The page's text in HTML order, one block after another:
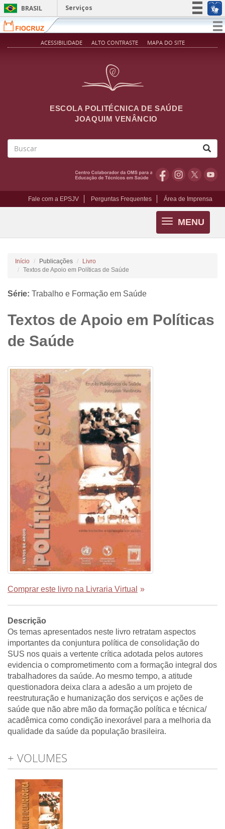
Pular para o conteúdo principal
BRASIL
Serviços
Simplifique!
Participe
ACESSIBILIDADE ALTO CONTRASTE MAPA DO SITE
ESCOLA POLITÉCNICA DE SAÚDE
JOAQUIM VENÂNCIO
Fale com a EPSJV Perguntas Frequentes Área de Imprensa
MENU
Toggle
navigation
Início Publicações
Livro
Textos de Apoio em Políticas de Saúde
Série: Trabalho e Formação em Saúde
Textos de Apoio em Políticas
de Saúde
Comprar este livro na Livraria Virtual »
Descrição
Os temas apresentados neste livro retratam aspectos
importantes da conjuntura política de consolidação do
SUS nos quais a vertente crítica adotada pelos autores
evidencia o comprometimento com a formação integral dos
trabalhadores da saúde. Ao mesmo tempo, a atitude
questionadora deixa clara a adesão a um projeto de
reestruturação e humanização dos serviços e ações de
saúde que não abre mão da formação política e técnica/
acadêmica como condição inexorável para a melhoria da
qualidade da saúde da população brasileira.
+ VOLUMES